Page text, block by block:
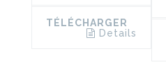
TÉLÉCHARGER
Details